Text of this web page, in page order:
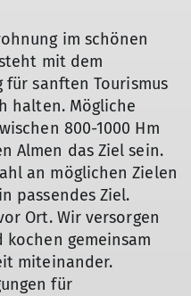
im schönen
mit dem
sanften Tourismus
halten. Mögliche
800-1000 Hm
Almen das Ziel sein.
an möglichen Zielen
passendes Ziel.
Ort. Wir versorgen
gemeinsam
miteinander.
für